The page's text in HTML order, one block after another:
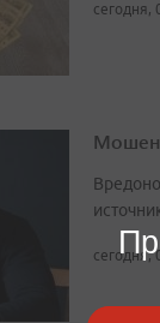
сегодня,
сегодня,